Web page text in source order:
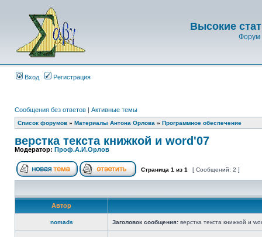
Высокие
Форум
Вход Регистрация
Сообщения без ответов | Активные темы
Список форумов » Материалы Антона Орлова » Программное обеспечение
верстка текста книжкой и word'07
Модератор: Проф.А.И.Орлов
Страница 1 из 1 [ Сообщений: 2 ]
Автор
nomads Заголовок сообщения: верстка текста книжкой и